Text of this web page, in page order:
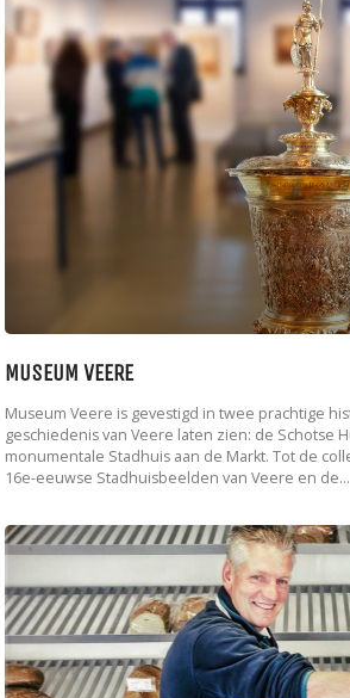
MUSEUM VEERE
Museum Veere is gevestigd in twee prachtige
geschiedenis van Veere laten zien: de Schotse
monumentale Stadhuis aan de Markt. Tot de
16e-eeuwse Stadhuisbeelden van Veere en de...